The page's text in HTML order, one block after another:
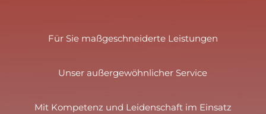
Für Sie maßgeschneiderte Leistungen
Unser außergewöhnlicher Service
Mit Kompetenz und Leidenschaft im Einsatz